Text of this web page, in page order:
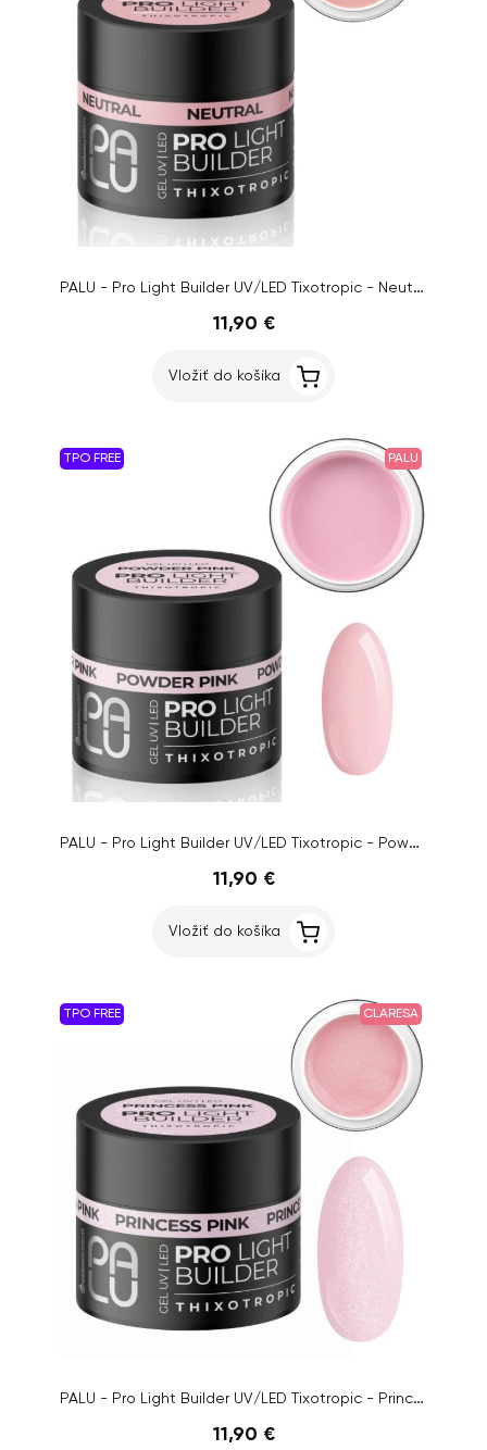
PALU - Pro Light Builder UV/LED Tixotropic - Neutral, 45g
11,90 €
Vložiť do košíka
TPO FREE PALU
PALU - Pro Light Builder UV/LED Tixotropic - Powder Pink, 45g
11,90 €
Vložiť do košíka
TPO FREE CLARESA
PALU - Pro Light Builder UV/LED Tixotropic - Princess Pink, 45g
11,90 €